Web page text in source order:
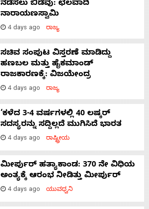
ನಡೆಸಲು ಬಿಡೆವು: ಛಲವಾದಿ
ನಾರಾಯಣಸ್ವಾಮಿ
4 days ago ರಾಜ್ಯ
ಸಚಿವ ಸಂಪುಟ ವಿಸ್ತರಣೆ ಮಾಡಿದ್ದು
ಹಣಬಲ ಮತ್ತು ಹೈಕಮಾಂಡ್
ರಾಜಕಾರಣಕ್ಕೆ: ವಿಜಯೇಂದ್ರ
4 days ago ರಾಜ್ಯ
‘ಕಳೆದ 3-4 ವರ್ಷಗಳಲ್ಲಿ 40 ಲಷ್ಕರ್
ಸದಸ್ಯರನ್ನು ಸದ್ದಿಲ್ಲದೆ ಮುಗಿಸಿದೆ ಭಾರತ
4 days ago ರಾಷ್ಟ್ರೀಯ
ಮೀರ್ಪುರ್ ಹತ್ಯಾಕಾಂಡ: 370 ನೇ ವಿಧಿಯ
ಅಂತ್ಯಕ್ಕೆ ಆರಂಭ ನೀಡಿತ್ತು ಮೀರ್ಪುರ್
4 days ago ಯುವಧ್ವನಿ